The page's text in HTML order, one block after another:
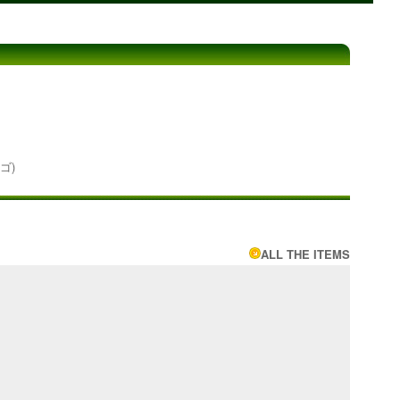
)
ALL THE ITEMS